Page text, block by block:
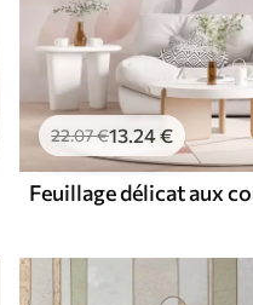
22.07€13.24€
Feuillage délicat aux